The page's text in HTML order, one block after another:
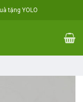
tặng YOLO